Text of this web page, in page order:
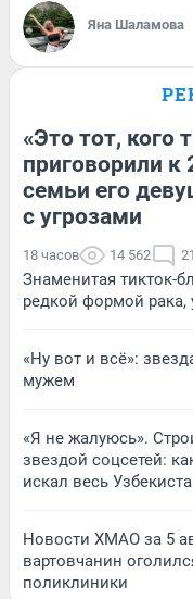
Яна Шаламова
«Это тот, кого
приговорили к
семьи его
с угрозами
18 часов 14 562 21
Знаменитая тикток-
редкой формой рака,
«Ну вот и всё»:
мужем
«Я не жалуюсь».
звездой соцсетей:
искал весь
Новости ХМАО за 5
вартовчанин
поликлиники